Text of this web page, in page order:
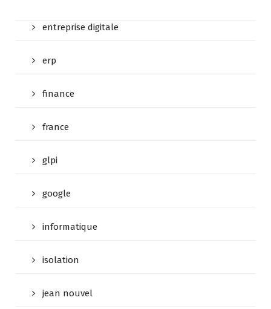
entreprise digitale
erp
finance
france
glpi
google
informatique
isolation
jean nouvel